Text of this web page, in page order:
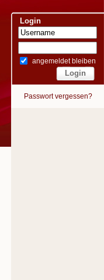
Login
angemeldet bleiben
Passwort vergessen?